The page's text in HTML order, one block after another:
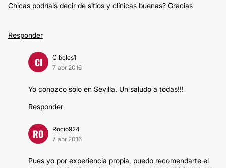
Chicas podríais decir de sitios y clínicas buenas? Gracias
Responder
CI
Cibeles1
7 abr 2016
Yo conozco solo en Sevilla. Un saludo a todas!!!
Responder
RO
Rocio924
7 abr 2016
Pues yo por experiencia propia, puedo recomendarte el